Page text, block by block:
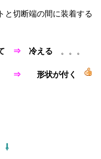
と切断端の間に装着する
⇒ 冷える 。。。
⇒ 形状が付く